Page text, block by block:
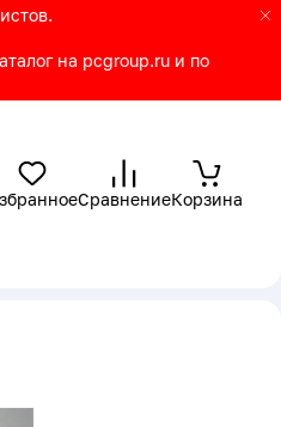
на pcgroup.ru и по
СравнениеКорзина